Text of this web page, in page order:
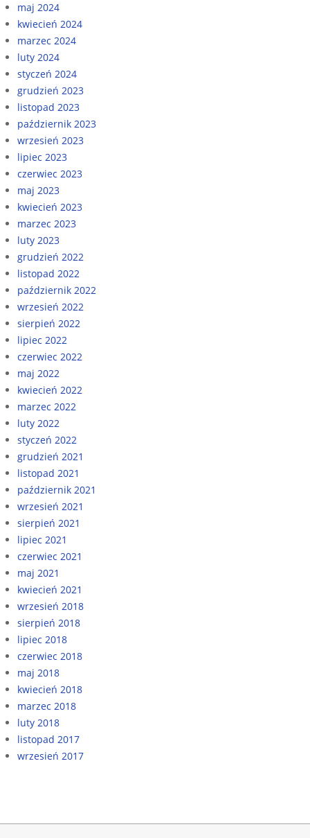
maj 2024
kwiecień 2024
marzec 2024
luty 2024
styczeń 2024
grudzień 2023
listopad 2023
październik 2023
wrzesień 2023
lipiec 2023
czerwiec 2023
maj 2023
kwiecień 2023
marzec 2023
luty 2023
grudzień 2022
listopad 2022
październik 2022
wrzesień 2022
sierpień 2022
lipiec 2022
czerwiec 2022
maj 2022
kwiecień 2022
marzec 2022
luty 2022
styczeń 2022
grudzień 2021
listopad 2021
październik 2021
wrzesień 2021
sierpień 2021
lipiec 2021
czerwiec 2021
maj 2021
kwiecień 2021
wrzesień 2018
sierpień 2018
lipiec 2018
czerwiec 2018
maj 2018
kwiecień 2018
marzec 2018
luty 2018
listopad 2017
wrzesień 2017